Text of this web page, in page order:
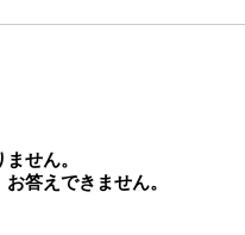
せん。
答えできません。